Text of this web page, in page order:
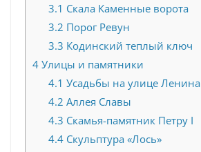
3.1 Скала Каменные ворота
3.2 Порог Ревун
3.3 Кодинский теплый ключ
4 Улицы и памятники
4.1 Усадьбы на улице Ленина
4.2 Аллея Славы
4.3 Скамья-памятник Петру I
4.4Скульптура «Лось»